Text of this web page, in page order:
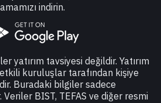
indirin.
yatırım tavsiyesi değildir. Yatırım
kuruluşlar tarafından kişiye
Buradaki bilgiler sadece
Veriler BIST, TEFAS ve diğer resmi